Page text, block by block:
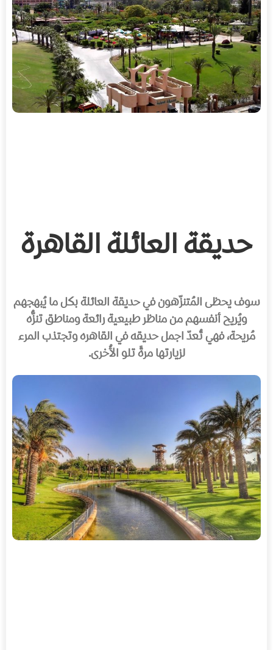
حديقة العائلة القاهرة
سوف يحظى المُتنزّهون في حديقة العائلة بكل ما يُبهجهم
ويُريح أنفسهم من مناظر طبيعية رائعة ومناطق تنزُّه
مُريحة، فهي تُعدّ اجمل حديقه في القاهره وتجتذب المرء
لزيارتها مرةً تلو الأُخرى.